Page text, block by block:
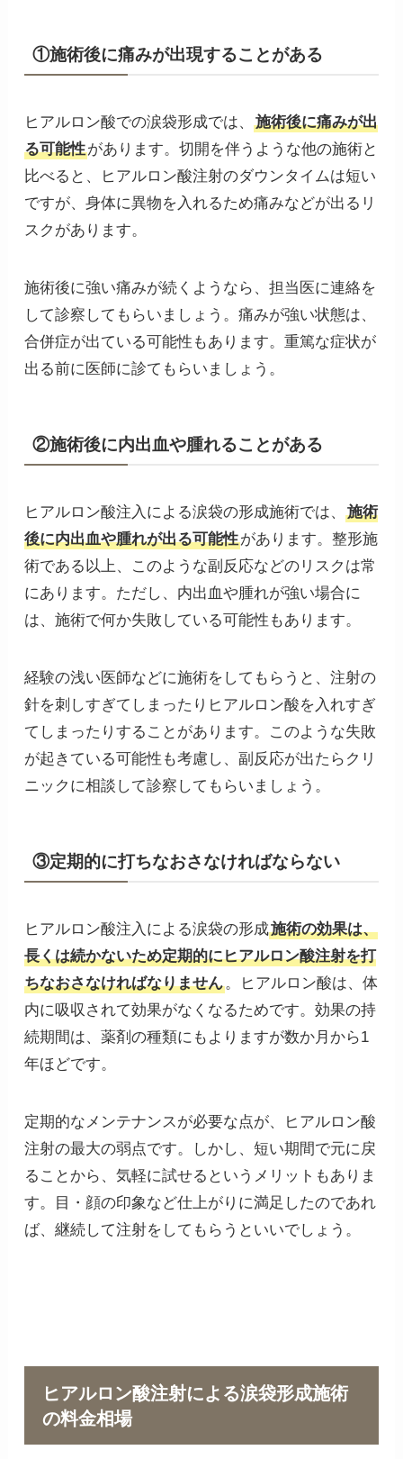
①施術後に痛みが出現することがある
ヒアルロン酸での涙袋形成では、
施術後に痛みが出
る可能性があります。切開を伴うような他の施術と
比べると、ヒアルロン酸注射のダウンタイムは短い
ですが、身体に異物を入れるため痛みなどが出るリ
スクがあります。
施術後に強い痛みが続くようなら、担当医に連絡を
して診察してもらいましょう。痛みが強い状態は、
合併症が出ている可能性もあります。重篤な症状が
出る前に医師に診てもらいましょう。
②施術後に内出血や腫れることがある
ヒアルロン酸注入による涙袋の形成施術では、
施術
後に内出血や腫れが出る可能性があります。整形施
術である以上、このような副反応などのリスクは常
にあります。ただし、内出血や腫れが強い場合に
は、施術で何か失敗している可能性もあります。
経験の浅い医師などに施術をしてもらうと、注射の
針を刺しすぎてしまったりヒアルロン酸を入れすぎ
てしまったりすることがあります。このような失敗
が起きている可能性も考慮し、副反応が出たらクリ
ニックに相談して診察してもらいましょう。
③定期的に打ちなおさなければならない
ヒアルロン酸注入による涙袋の形成施術の効果は、
長くは続かないため定期的にヒアルロン酸注射を打
ちなおさなければなりません。ヒアルロン酸は、体
内に吸収されて効果がなくなるためです。効果の持
続期間は、薬剤の種類にもよりますが数か月から1
年ほどです。
定期的なメンテナンスが必要な点が、ヒアルロン酸
注射の最大の弱点です。しかし、短い期間で元に戻
ることから、気軽に試せるというメリットもありま
す。目・顔の印象など仕上がりに満足したのであれ
ば、継続して注射をしてもらうといいでしょう。
ヒアルロン酸注射による涙袋形成施術
の料金相場